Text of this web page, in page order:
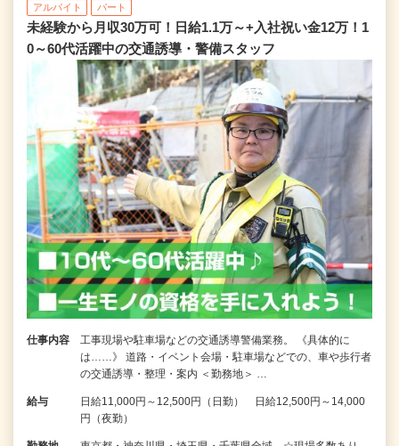
アルバイト パート
未経験から月収30万可！日給1.1万～+入社祝い金12万！1
0～60代活躍中の交通誘導・警備スタッフ
仕事内容
工事現場や駐車場などの交通誘導警備業務。 《具体的に
は……》 道路・イベント会場・駐車場などでの、車や歩行者
の交通誘導・整理・案内 ＜勤務地＞ …
給与
日給11,000円～12,500円（日勤） 日給12,500円～14,000
円（夜勤）